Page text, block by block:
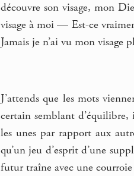
découvre son visage, mon
visage à moi — Est-ce
Jamais je n’ai vu mon visage
J’attends que les mots
certain semblant
les unes par rapport aux
qu’un jeu d’esprit d’une
futur traîne avec une